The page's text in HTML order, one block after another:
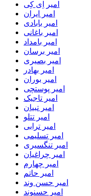
امیر اِی کِی
امیر ایران
امیر بابادی
امیر باغانی
امیر بامداد
امیر برسان
امیر بصیری
امیر بهادر
امیر بوران
امیر پوستچی
امیر تاجیک
امیر تبیان
امیر تتلو
امیر ترابی
امیر تسلیمی
امیر تنگسیری
امیر چراغیان
امیر چهارم
امیر حاتم
امیر حسن وند
امیر حسنوند